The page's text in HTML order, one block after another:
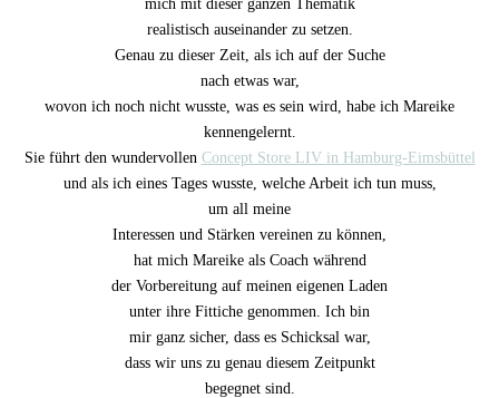
mich mit dieser ganzen Thematik
realistisch auseinander zu setzen.
Genau zu dieser Zeit, als ich auf der Suche
nach etwas war,
wovon ich noch nicht wusste, was es sein wird, habe ich Mareike
kennengelernt.
Sie führt den wundervollen Concept Store LIV in Hamburg-Eimsbüttel
und als ich eines Tages wusste, welche Arbeit ich tun muss,
um all meine
Interessen und Stärken vereinen zu können,
hat mich Mareike als Coach während
der Vorbereitung auf meinen eigenen Laden
unter ihre Fittiche genommen. Ich bin
mir ganz sicher, dass es Schicksal war,
dass wir uns zu genau diesem Zeitpunkt
begegnet sind.